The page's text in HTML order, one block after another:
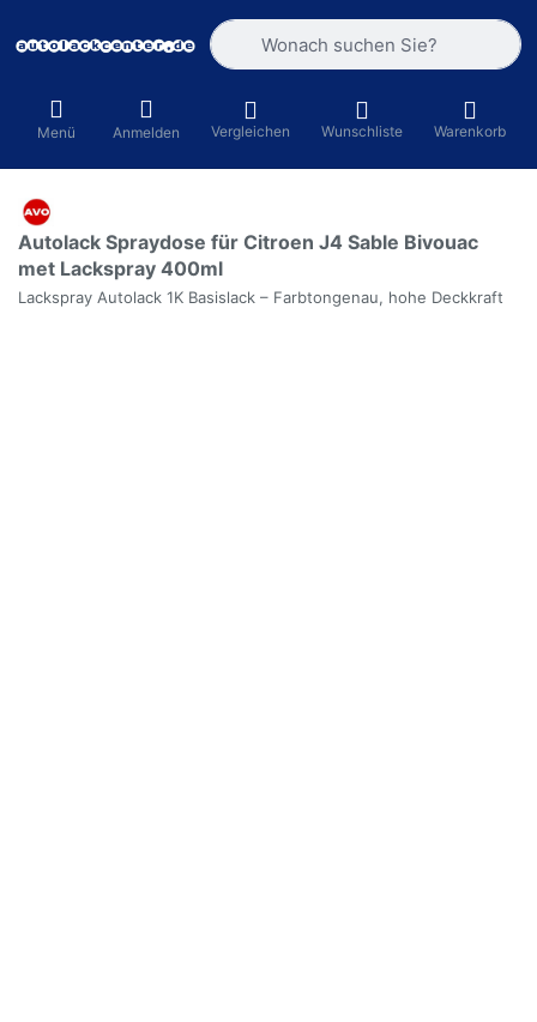
Geben Sie einen Suchbegriff ein.
Menü Anmelden Vergleichen Wunschliste Warenkorb
Autolack Spraydose für Citroen J4 Sable Bivouac
met Lackspray 400ml
Lackspray Autolack 1K Basislack – Farbtongenau, hohe Deckkraft